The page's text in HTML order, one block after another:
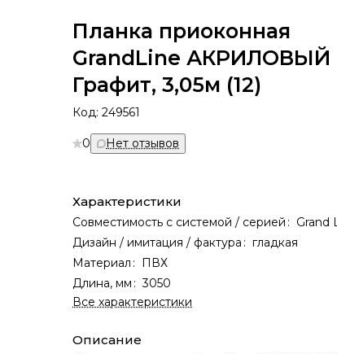
Планка приоконная
GrandLine АКРИЛОВЫЙ
Графит, 3,05м (12)
Код:249561
0 Нет отзывов
Характеристики
Совместимость с системой / серией : Grand
Дизайн / имитация / фактура : гладкая
Материал : ПВХ
Длина, мм : 3050
Все характеристики
Описание